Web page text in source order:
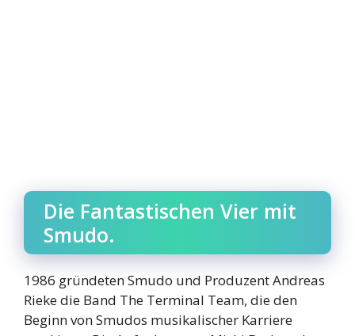
Die Fantastischen Vier mit
Smudo.
1986 gründeten Smudo und Produzent Andreas
Rieke die Band The Terminal Team, die den
Beginn von Smudos musikalischer Karriere